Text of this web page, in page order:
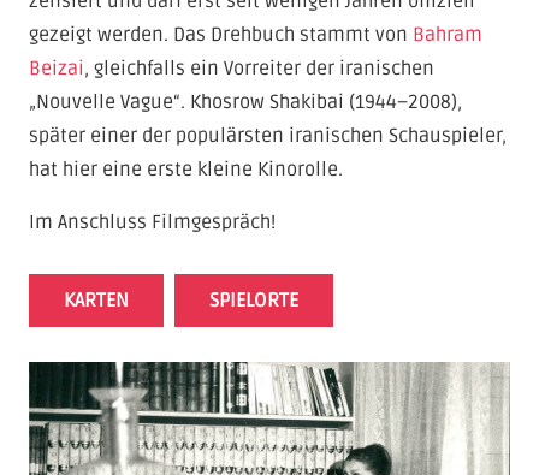
gezeigt werden. Das Drehbuch stammt von Bahram
Beizai, gleichfalls ein Vorreiter der iranischen
„Nouvelle Vague“. Khosrow Shakibai (1944–2008),
später einer der populärsten iranischen Schauspieler,
hat hier eine erste kleine Kinorolle.
Im Anschluss Filmgespräch!
KARTEN SPIELORTE